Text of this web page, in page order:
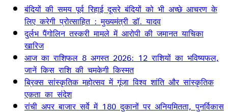
बंदियों की समय पूर्व रिहाई दूसरे बंदियों को भी अच्छे आचरण के
लिए करेगी प्रोत्साहित : मुख्यमंत्री डॉ. यादव
दुर्लभ पैंगोलिन तस्करी मामले में आरोपी की जमानत याचिका
खारिज
आज का राशिफल 8 अगस्त 2026: 12 राशियों का भविष्यफल,
जानें किस राशि की चमकेगी किस्मत
ब्रिक्स सांस्कृतिक महोत्सव में गूंजा विश्व शांति और सांस्कृतिक
एकता का संदेश
रांची अपर बाजार सर्वे में 180 दुकानों पर अनियमितता, पुनर्विकास